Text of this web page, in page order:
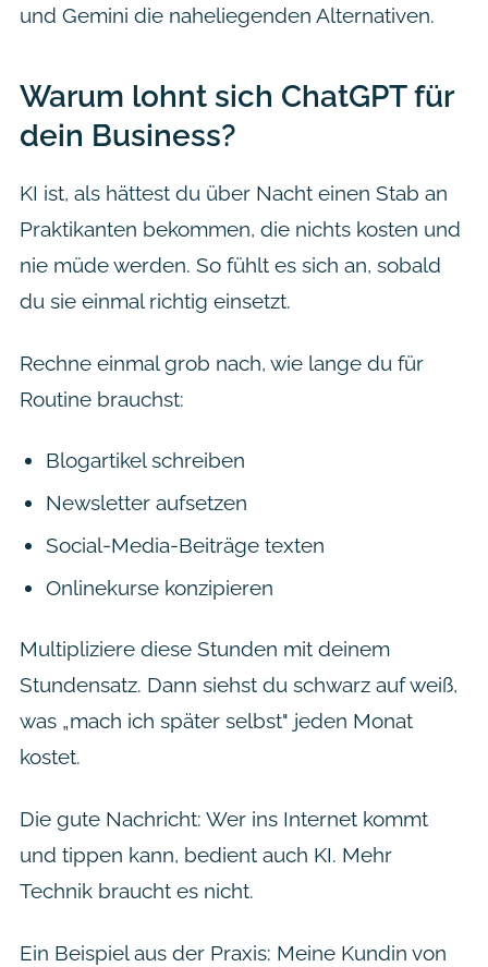
und Gemini die naheliegenden Alternativen.
Warum lohnt sich ChatGPT für
dein Business?
KI ist, als hättest du über Nacht einen Stab an
Praktikanten bekommen, die nichts kosten und
nie müde werden. So fühlt es sich an, sobald
du sie einmal richtig einsetzt.
Rechne einmal grob nach, wie lange du für
Routine brauchst:
Blogartikel schreiben
Newsletter aufsetzen
Social-Media-Beiträge texten
Onlinekurse konzipieren
Multipliziere diese Stunden mit deinem
Stundensatz. Dann siehst du schwarz auf weiß,
was „mach ich später selbst" jeden Monat
kostet.
Die gute Nachricht: Wer ins Internet kommt
und tippen kann, bedient auch KI. Mehr
Technik braucht es nicht.
Ein Beispiel aus der Praxis: Meine Kundin von